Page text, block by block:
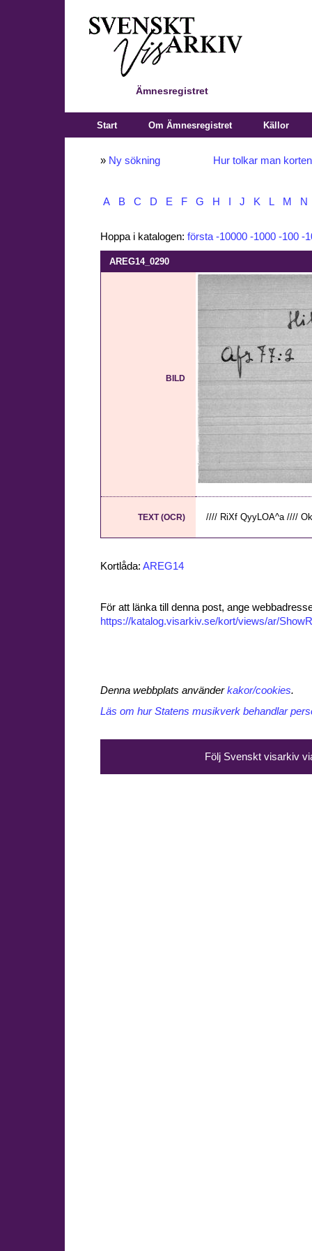
Ämnesregistret
Start Om Ämnesregistret Källor
» Ny sökning Hur tolkar man
A B C D E F G H J K L M N
Hoppa i katalogen: första -10000 -1000 -100 -
AREG14_0290
BILD
TEXT (OCR) //// RiXf QyyLOA^a ////
Kortlåda: AREG14
För att länka till denna post, ange
https://katalog.visarkiv.se/kort/views/ar/
Denna webbplats använderkakor/cookies.
Läs om hur Statens musikverk behandlar
Följ Svenskt visarkiv